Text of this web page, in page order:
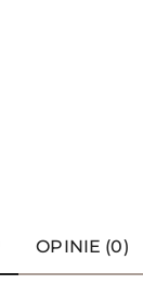
OPINIE (0)